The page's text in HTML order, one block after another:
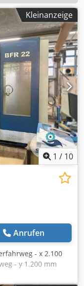
Kleinanzeige
1 / 10
Anrufen
- x 2.100
- y 1.200 mm
der Plätze im